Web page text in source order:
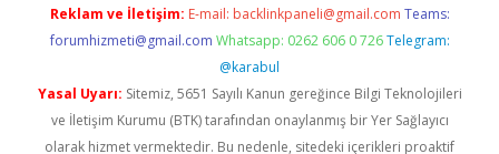
Reklam ve İletişim: E-mail: backlinkpaneli@gmail.com Teams:
forumhizmeti@gmail.com Whatsapp: 0262 606 0 726 Telegram:
@karabul
Yasal Uyarı: Sitemiz, 5651 Sayılı Kanun gereğince Bilgi Teknolojileri
ve İletişim Kurumu (BTK) tarafından onaylanmış bir Yer Sağlayıcı
olarak hizmet vermektedir. Bu nedenle, sitedeki içerikleri proaktif